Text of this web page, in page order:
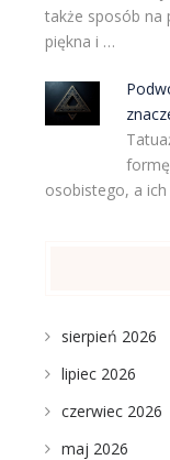
także sposób na
piękna i …
osobistego, a
sierpień 2026
lipiec 2026
czerwiec 2026
maj 2026